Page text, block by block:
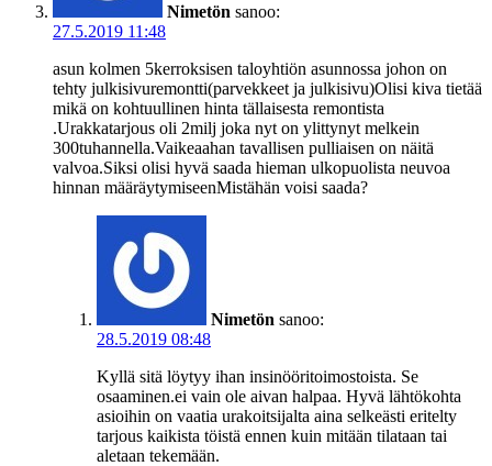
Nimetön sanoo:
27.5.2019 11:48
asun kolmen 5kerroksisen taloyhtiön asunnossa johon on
tehty julkisivuremontti(parvekkeet ja julkisivu)Olisi kiva tietää
mikä on kohtuullinen hinta tällaisesta remontista
.Urakkatarjous oli 2milj joka nyt on ylittynyt melkein
300tuhannella.Vaikeaahan tavallisen pulliaisen on näitä
valvoa.Siksi olisi hyvä saada hieman ulkopuolista neuvoa
hinnan määräytymiseenMistähän voisi saada?
Nimetön sanoo:
28.5.2019 08:48
Kyllä sitä löytyy ihan insinööritoimostoista. Se
osaaminen.ei vain ole aivan halpaa. Hyvä lähtökohta
asioihin on vaatia urakoitsijalta aina selkeästi eritelty
tarjous kaikista töistä ennen kuin mitään tilataan tai
aletaan tekemään.